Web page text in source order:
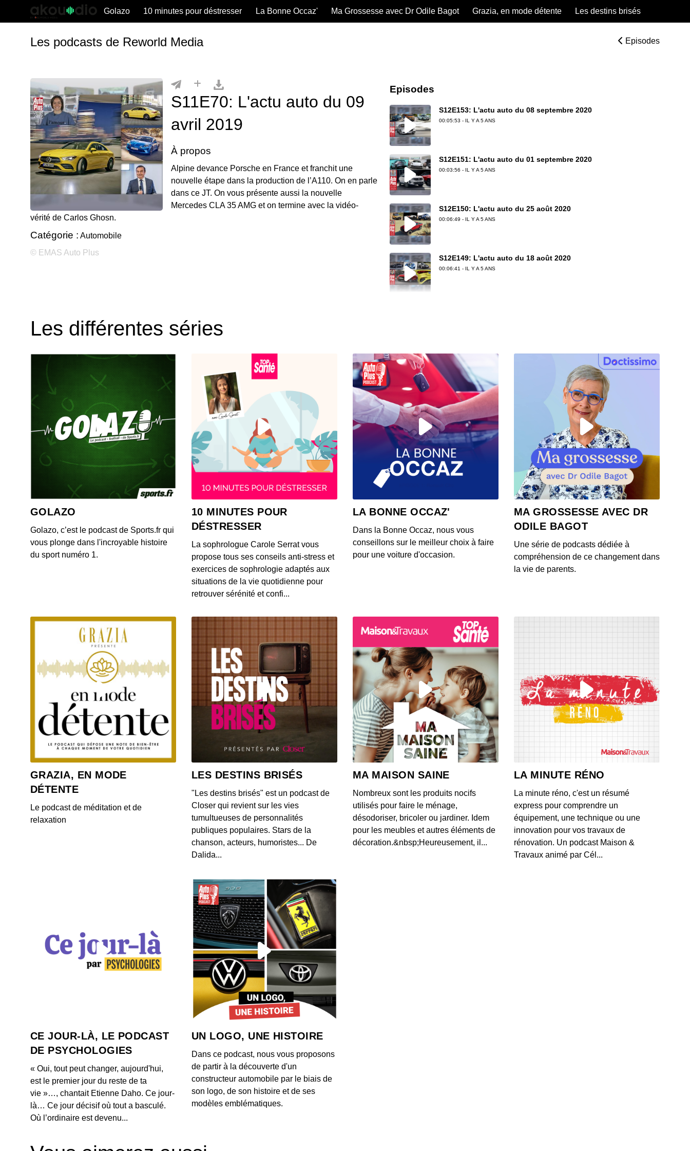
Golazo 10 minutes pour déstresser La Bonne Occaz' Ma Grossesse avec Dr Odile Bagot Grazia, en mode détente Les destins brisés
Les podcasts de Reworld Media Episodes
S11E70: L'actu auto du 09
avril 2019
À propos
Alpine devance Porsche en France et franchit une
nouvelle étape dans la production de l’A110. On en parle
dans ce JT. On vous présente aussi la nouvelle
Mercedes CLA 35 AMG et on termine avec la vidéo-
vérité de Carlos Ghosn.
Catégorie : Automobile
© EMAS Auto Plus
Episodes
S12E153: L'actu auto du 08 septembre 2020
00:05:53 - IL Y A 5 ANS
S12E151: L'actu auto du 01 septembre 2020
00:03:56 - IL Y A 5 ANS
S12E150: L'actu auto du 25 août 2020
00:06:49 - IL Y A 5 ANS
S12E149: L'actu auto du 18 août 2020
00:06:41 - IL Y A 5 ANS
S12E147: L'actu auto du 04 août 2020
00:07:33 - IL Y A 6 ANS
S12E146: L'actu auto du 28 juillet 2020
00:04:46 - IL Y A 6 ANS
S12E145: L'actu auto du 24 juillet 2020
00:03:37 - IL Y A 6 ANS
00:03:39 - IL Y A 6 ANS
S12E143: L'actu auto du 22 juillet 2020
S12E142: L'actu auto du 20 juillet 2020
S12E140: L'actu auto du 17 juillet 2020
00:04:05 - IL Y A 6 ANS
S12E139: L'actu auto du 16 juillet 2020
00:03:46 - IL Y A 6 ANS
00:03:40 - IL Y A 6 ANS
S12E137: L'actu auto du 13 juillet 2020
Les différentes séries
GOLAZO
Golazo, c’est le podcast de Sports.fr qui
vous plonge dans l'incroyable histoire
du sport numéro 1.
10 MINUTES POUR
DÉSTRESSER
La sophrologue Carole Serrat vous
propose tous ses conseils anti-stress et
exercices de sophrologie adaptés aux
situations de la vie quotidienne pour
retrouver sérénité et confi...
LA BONNE OCCAZ'
Dans la Bonne Occaz, nous vous
conseillons sur le meilleur choix à faire
pour une voiture d'occasion.
MA GROSSESSE AVEC DR
ODILE BAGOT
Une série de podcasts dédiée à
compréhension de ce changement dans
la vie de parents.
GRAZIA, EN MODE
DÉTENTE
Le podcast de méditation et de
relaxation
LES DESTINS BRISÉS
"Les destins brisés" est un podcast de
Closer qui revient sur les vies
tumultueuses de personnalités
publiques populaires. Stars de la
chanson, acteurs, humoristes... De
Dalida...
MA MAISON SAINE
Nombreux sont les produits nocifs
utilisés pour faire le ménage,
désodoriser, bricoler ou jardiner. Idem
pour les meubles et autres éléments de
décoration.&nbsp;Heureusement, il...
LA MINUTE RÉNO
La minute réno, c'est un résumé
express pour comprendre un
équipement, une technique ou une
innovation pour vos travaux de
rénovation. Un podcast Maison &
Travaux animé par Cél...
CE JOUR-LÀ, LE PODCAST
DE PSYCHOLOGIES
« Oui, tout peut changer, aujourd'hui,
est le premier jour du reste de ta
vie »…, chantait Etienne Daho. Ce jour-
là… Ce jour décisif où tout a basculé.
Où l’ordinaire est devenu...
UN LOGO, UNE HISTOIRE
Dans ce podcast, nous vous proposons
de partir à la découverte d'un
constructeur automobile par le biais de
son logo, de son histoire et de ses
modèles emblématiques.